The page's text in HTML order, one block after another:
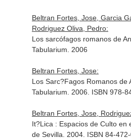
Beltran Fortes, Jose, Garcia
Rodriguez Oliva, Pedro:
Los sarcófagos romanos de
Tabularium. 2006
Beltran Fortes, Jose:
Los Sarc?Fagos Romanos de
Tabularium. 2006. ISBN 978-
Beltran Fortes, Jose,
It?Lica : Espacios de Culto en
de Sevilla. 2004. ISBN 84-